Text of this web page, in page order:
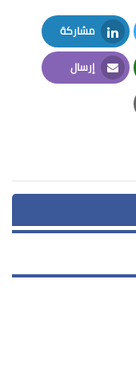
مشاركة
LinkedIn
إرسال
Email